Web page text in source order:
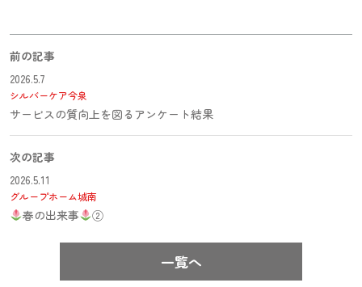
前の記事
2026.5.7
シルバーケア今泉
サービスの質向上を図るアンケート結果
次の記事
2026.5.11
グループホーム城南
春の出来事 ②
一覧へ